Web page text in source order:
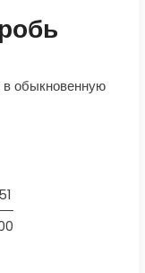
обыкновенную